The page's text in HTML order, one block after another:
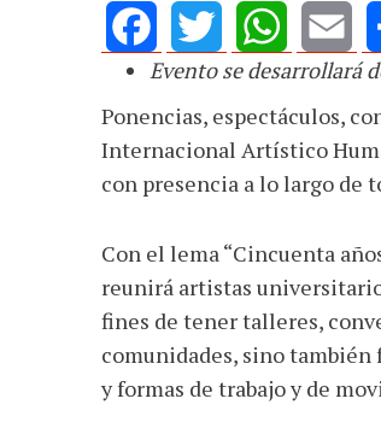
FacebookTwitterWhatsApp
Email
Evento se desarrollará
Ponencias, espectáculos,
Internacional Artístico
con presencia a lo largo de
Con el lema “Cincuenta
reunirá artistas
fines de tener talleres,
comunidades, sino
y formas de trabajo y de